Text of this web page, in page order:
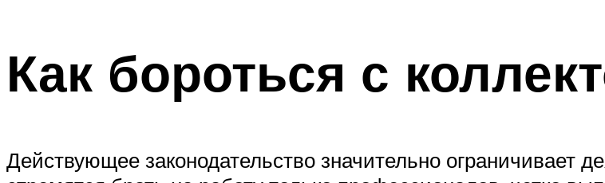
Как бороться с
Действующее законодательство значительно ограничивает